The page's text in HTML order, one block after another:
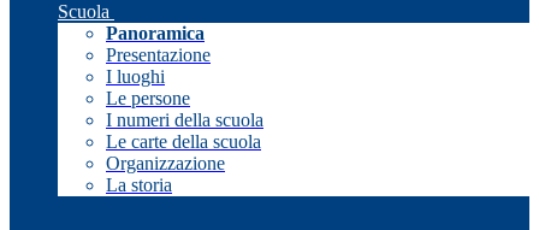
Scuola
Panoramica
Presentazione
I luoghi
Le persone
I numeri della scuola
Le carte della scuola
Organizzazione
La storia